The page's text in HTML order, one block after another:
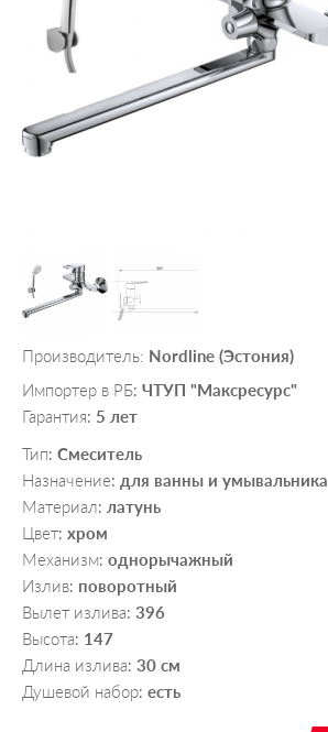
Производитель: Nordline (Эстония)
Импортер в РБ: ЧТУП "Максресурс"
Гарантия: 5 лет
Тип: Смеситель
Назначение: для ванны и умывальника
Материал: латунь
Цвет: хром
Механизм: однорычажный
Излив: поворотный
Вылет излива: 396
Высота: 147
Длина излива: 30 см
Душевой набор: есть